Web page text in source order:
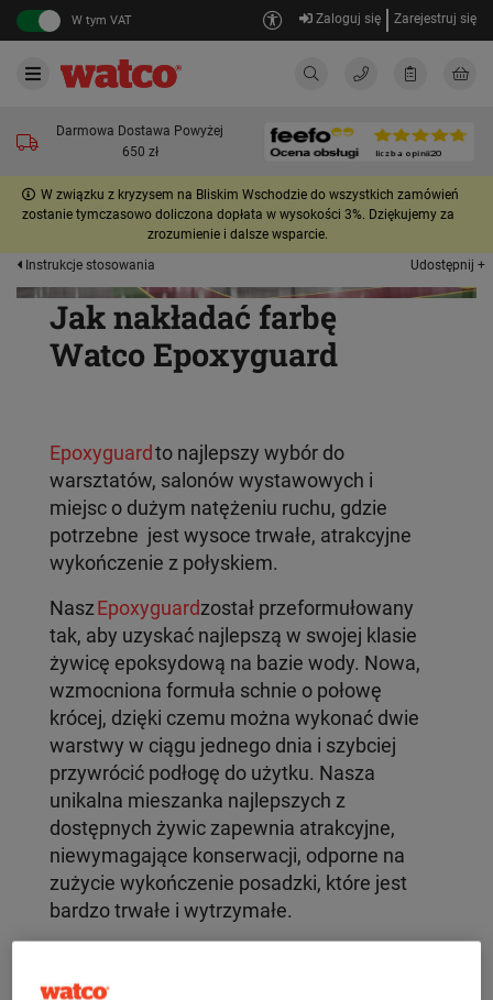
W tym VAT Zaloguj się Zarejestruj się
Darmowa Dostawa Powyżej
650 zł
W związku z kryzysem na Bliskim Wschodzie do wszystkich zamówień
zostanie tymczasowo doliczona dopłata w wysokości 3%. Dziękujemy za
zrozumienie i dalsze wsparcie.
Instrukcje stosowania
Udostępnij +
Jak nakładać farbę
Watco Epoxyguard
Epoxyguard to najlepszy wybór do
warsztatów, salonów wystawowych i
miejsc o dużym natężeniu ruchu, gdzie
potrzebne jest wysoce trwałe, atrakcyjne
wykończenie z połyskiem.
Nasz Epoxyguardzostał przeformułowany
tak, aby uzyskać najlepszą w swojej klasie
żywicę epoksydową na bazie wody. Nowa,
wzmocniona formuła schnie o połowę
krócej, dzięki czemu można wykonać dwie
warstwy w ciągu jednego dnia i szybciej
przywrócić podłogę do użytku. Nasza
unikalna mieszanka najlepszych z
dostępnych żywic zapewnia atrakcyjne,
niewymagające konserwacji, odporne na
zużycie wykończenie posadzki, które jest
bardzo trwałe i wytrzymałe.
wykończenie podłogi w miejscach o